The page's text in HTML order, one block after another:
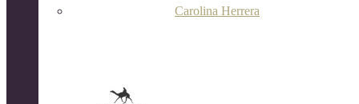
Carolina Herrera